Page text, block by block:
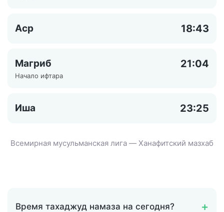
Аср 18:43
Магриб 21:04
Начало ифтара
Иша 23:25
Всемирная мусульманская лига — Ханафитский мазхаб
Время тахаджуд намаза на сегодня?